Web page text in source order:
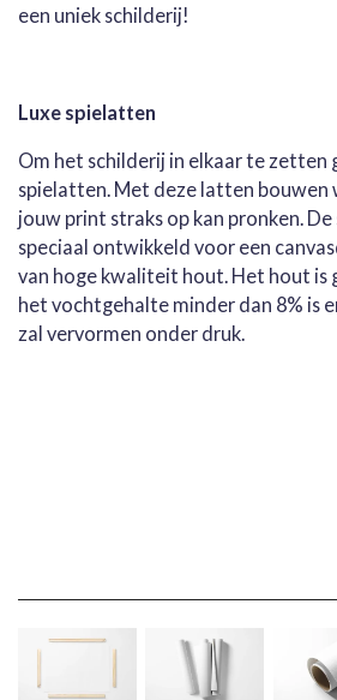
een uniek schilderij!
Luxe spielatten
Om het schilderij in elkaar te zetten
spielatten. Met deze latten bouwen
jouw print straks op kan pronken.
speciaal ontwikkeld voor een
van hoge kwaliteit hout. Het hout is
het vochtgehalte minder dan 8% is
zal vervormen onder druk.